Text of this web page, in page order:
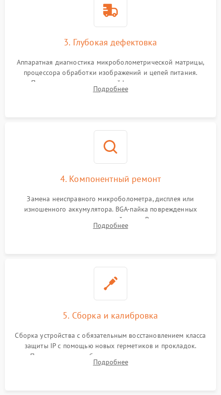
3. Глубокая дефектовка
Аппаратная диагностика микроболометрической матрицы,
процессора обработки изображений и цепей питания.
Проверка целостности шлейфов, модуля памяти и
интерфейсов связи. Выявление сгоревших SMD-компонентов
Подробнее
4. Компонентный ремонт
Замена неисправного микроболометра, дисплея или
изношенного аккумулятора. BGA-пайка поврежденных
контроллеров на материнской плате. Восстановление
разъемов и кнопок, замена поврежденных элементов
Подробнее
5. Сборка и калибровка
Сборка устройства с обязательным восстановлением класса
защиты IP с помощью новых герметиков и прокладок.
Программная калибровка матрицы по эталонному
абсолютно черному телу для точного измерения температур.
Подробнее